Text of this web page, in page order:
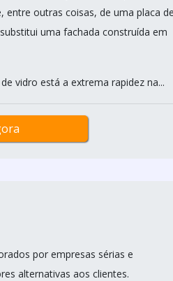
entre outras coisas, de uma placa
uma fachada construída em
vidro está a extrema rapidez na...
por empresas sérias e
alternativas aos clientes.